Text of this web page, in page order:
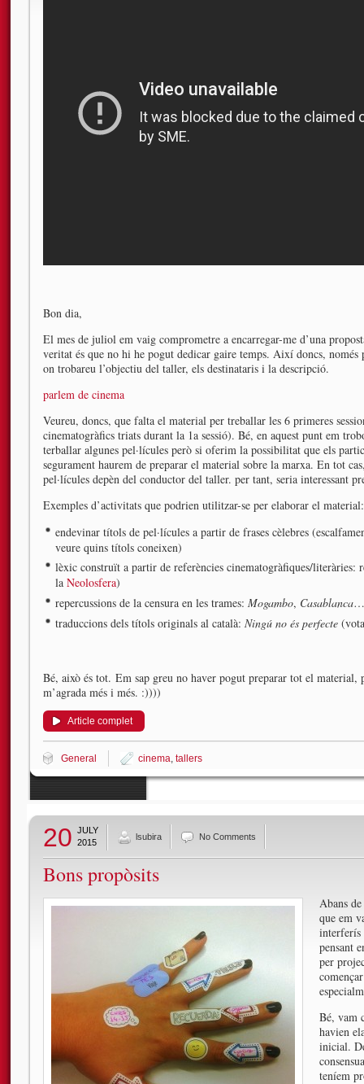
Bon dia,
El mes de juliol em vaig comprometre a encarregar-me d’una
veritat és que no hi he pogut dedicar gaire temps. Així doncs,
on trobareu l’objectiu del taller, els destinataris i la descripció.
parlem de cinema
Veureu, doncs, que falta el material per treballar les 6 primeres
cinematogràfics triats durant la 1a sessió). Bé, en aquest punt em
terballar algunes pel·lícules però si oferim la possibilitat que els
segurament haurem de preparar el material sobre la marxa. En tot
pel·lícules depèn del conductor del taller. per tant, seria interessant
Exemples d’activitats que podrien utilitzar-se per elaborar el material:
endevinar títols de pel·lícules a partir de frases cèlebres
veure quins títols coneixen)
lèxic construït a partir de referències cinematogràfiques/
la Neolosfera)
repercussions de la censura en les trames: Mogambo, Casablanca…
traduccions dels títols originals al català: Ningú no és perfecte
Bé, això és tot. Em sap greu no haver pogut preparar tot el material,
m’agrada més i més. :))))
Article complet
General cinema, tallers
20 JULY
2015
lsubira No Comments
Bons propòsits
Abans
que em
pensant
per
Bé, vam
havien
inicial.
teníem